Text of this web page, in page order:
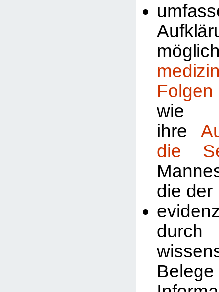
Folgen
ihre
die
die der
durch